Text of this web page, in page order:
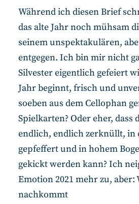
Während ich diesen Brief
das alte Jahr noch mühsam
seinem unspektakulären,
entgegen. Ich bin mir nicht
Silvester eigentlich gefeiert
Jahr beginnt, frisch und
soeben aus dem Cellophan
Spielkarten? Oder eher, dass
endlich, endlich zerknüllt, in
gepfeffert und in hohem
gekickt werden kann? Ich
Emotion 2021 mehr zu, aber:
nachkommt